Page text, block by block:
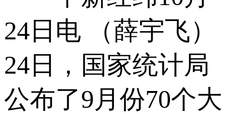
24日电 （薛宇飞）
24日，国家统计局
公布了9月份70个大